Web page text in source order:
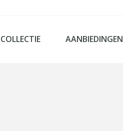
COLLECTIE AANBIEDINGEN